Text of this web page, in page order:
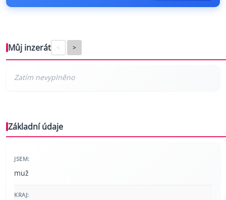
Můj inzerát < >
Základní údaje
JSEM:
muž
KRAJ: